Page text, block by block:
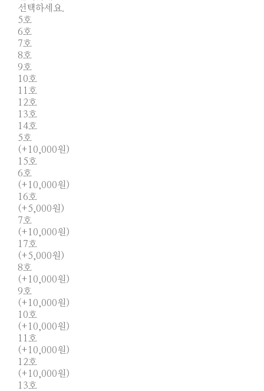
선택하세요.
5호
6호
7호
8호
9호
10호
11호
12호
13호
14호
5호
(+10,000원)
15호
6호
(+10,000원)
16호
(+5,000원)
7호
(+10,000원)
17호
(+5,000원)
8호
(+10,000원)
9호
(+10,000원)
10호
(+10,000원)
11호
(+10,000원)
12호
(+10,000원)
13호